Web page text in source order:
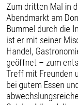
Zum dritten Mal in
Abendmarkt am
Bummel durch die
ist er mit seiner
Handel,
geöffnet – zum
Treff mit Freunden
bei gutem Essen